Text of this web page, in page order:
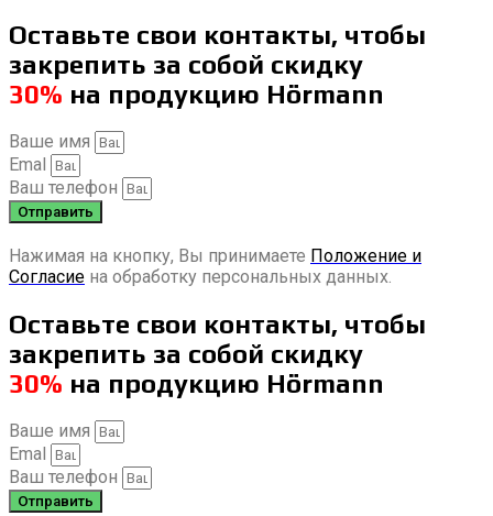
Оставьте свои контакты, чтобы
закрепить за собой скидку
30% на продукцию Hörmann
Ваше имя
Emal
Ваш телефон
Отправить
Нажимая на кнопку, Вы принимаете Положение и
Согласие на обработку персональных данных.
Оставьте свои контакты, чтобы
закрепить за собой скидку
30% на продукцию Hörmann
Ваше имя
Emal
Ваш телефон
Отправить